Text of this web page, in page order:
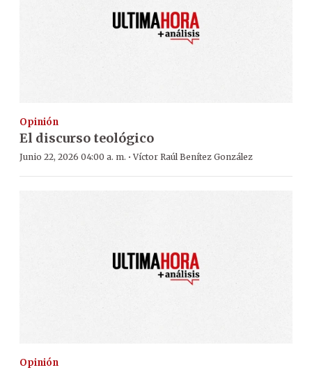
Opinión
El discurso teológico
Junio 22, 2026 04:00 a. m. ·Víctor Raúl Benítez González
Opinión